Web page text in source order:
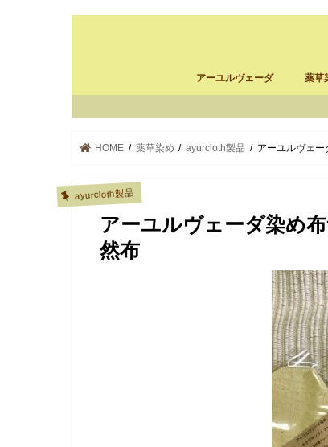
アーユルヴェーダ 薬草
HOME 薬草染め ayurcloth製品 アーユルヴェ
ayurcloth製品
アーユルヴェーダ染め
然布